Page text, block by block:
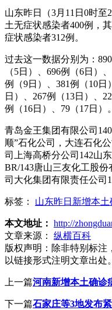
山东昨日（3月11日0时至
土无症状感染者400例，
症状感染者312例。
过去这一数据分别为：
（5日）、696例（6日）
例（9日）、381例（10日
日）、267例（13日）、
例（16日）、79（17日）。
青岛金王集团有限公司
顺”石化公司，大连石化
司上海高桥分公司142山
BR/143唐山三友化工股
司大化集团有限责任公司
标签： 山东昨日新增本土
本文地址： http://
文章来源：
纵横百科
版权声明： 除非特别标注
以链接形式注明文章出处。
上一篇河南新增本土确诊
下一篇石家庄等3地发布